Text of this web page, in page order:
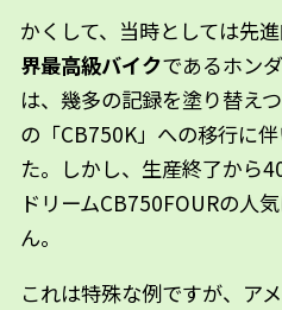
かくして、当時としては先
界最高級バイクであるホン
は、幾多の記録を塗り替え
の「CB750K」への移行に
た。しかし、生産終了から
ドリームCB750FOURの人
ん。
これは特殊な例ですが、ア